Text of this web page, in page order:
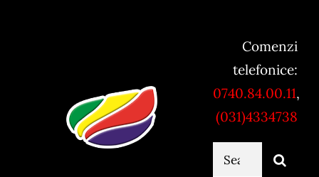
Comenzi
telefonice:
0740.84.00.11,
(031)4334738
Cautare...